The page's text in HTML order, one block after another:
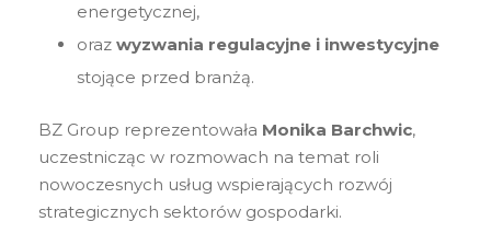
energetycznej,
oraz wyzwania regulacyjne i inwestycyjne
stojące przed branżą.
BZ Group reprezentowała Monika Barchwic,
uczestnicząc w rozmowach na temat roli
nowoczesnych usług wspierających rozwój
strategicznych sektorów gospodarki.